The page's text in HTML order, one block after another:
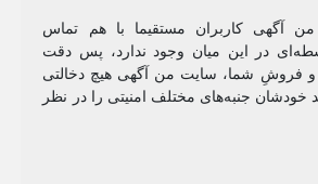
من آگهی کاربران مستقیما با هم تماس
در این میان وجود ندارد، پس دقت
و فروشِ شما، سایت من آگهی هیچ دخالتی
خودشان جنبه‌های مختلف امنیتی را در نظر